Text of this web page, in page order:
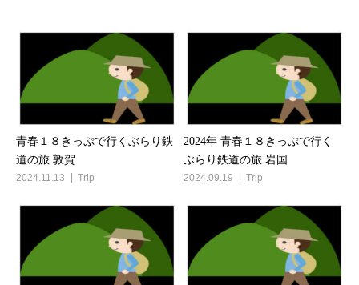
青春１８きっぷで行くぶらり鉄
道の旅 敦賀
2024.11.13 Trip
2024年 青春１８きっぷで行く
ぶらり鉄道の旅 岩国
2024.09.19 Trip